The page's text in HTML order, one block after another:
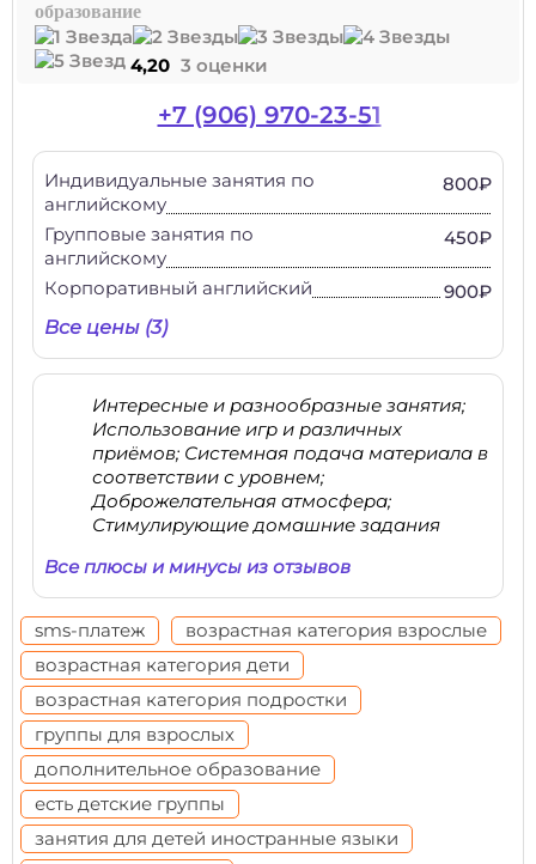
образование
4,20 3 оценки
+7 (906) 970-23-51
Индивидуальные занятия по
английскому
800₽
Групповые занятия по
английскому
450₽
Корпоративный английский
900₽
Все цены (3)
Интересные и разнообразные занятия;
Использование игр и различных
приёмов; Системная подача материала в
соответствии с уровнем;
Доброжелательная атмосфера;
Стимулирующие домашние задания
Все плюсы и минусы из отзывов
sms-платеж
возрастная категория взрослые
возрастная категория дети
возрастная категория подростки
группы для взрослых
дополнительное образование
есть детские группы
занятия для детей иностранные языки